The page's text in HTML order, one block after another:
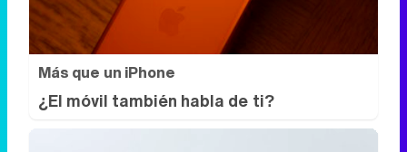
Más que un iPhone
¿El móvil también habla de ti?